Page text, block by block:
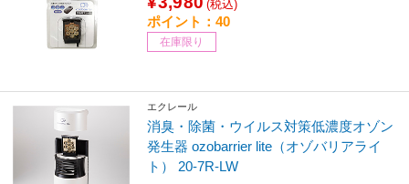
(税込)
ポイント：40
在庫限り
エクレール
消臭・除菌・ウイルス対策低濃度オゾン
発生器 ozobarrier lite（オゾバリアライ
ト） 20-7R-LW